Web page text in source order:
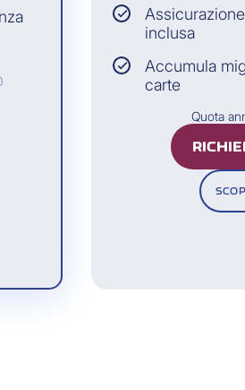
il tuo acquisto su Internet è
inclusa
Accumula
carte
Quota